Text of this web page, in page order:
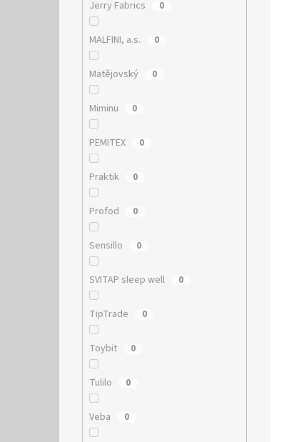
Jerry Fabrics 0
MALFINI, a.s. 0
Matějovský 0
Miminu 0
PEMITEX 0
Praktik 0
Profod 0
Sensillo 0
SVITAP sleep well 0
TipTrade 0
Toybit 0
Tulilo 0
Veba 0